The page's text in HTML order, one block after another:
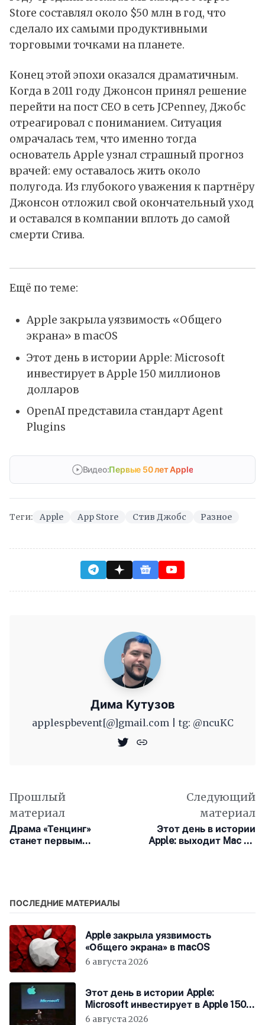
Store составлял около $50 млн в год, что
сделало их самыми продуктивными
торговыми точками на планете.
Конец этой эпохи оказался драматичным.
Когда в 2011 году Джонсон принял решение
перейти на пост CEO в сеть JCPenney, Джобс
отреагировал с пониманием. Ситуация
омрачалась тем, что именно тогда
основатель Apple узнал страшный прогноз
врачей: ему оставалось жить около
полугода. Из глубокого уважения к партнёру
Джонсон отложил свой окончательный уход
и оставался в компании вплоть до самой
смерти Стива.
Ещё по теме:
Apple закрыла уязвимость «Общего
экрана» в macOS
Этот день в истории Apple: Microsoft
инвестирует в Apple 150 миллионов
долларов
OpenAI представила стандарт Agent
Plugins
Видео:Первые 50 лет Apple
Теги: Apple App Store Стив Джобс Разное
Дима Кутузов
applespbevent[@]gmail.com | tg: @ncuKC
Прошлый
материал
Драма «Тенцинг»
станет первым
Следующий
материал
Этот день в истории
Apple: выходит Mac LC
ПОСЛЕДНИЕ МАТЕРИАЛЫ
Apple закрыла уязвимость
«Общего экрана» в macOS
6 августа 2026
Этот день в истории Apple:
Microsoft инвестирует в Apple 150
миллионов долларов
6 августа 2026